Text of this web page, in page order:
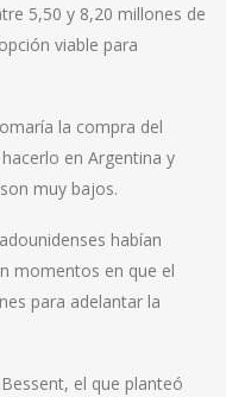
5,50 y 8,20 millones de
viable para
la compra del
en Argentina y
muy bajos.
habían
momentos en que el
para adelantar la
el que planteó